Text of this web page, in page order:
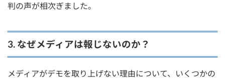
判の声が相次ぎました。
3. なぜメディアは報じないのか？
メディアがデモを取り上げない理由について、いくつかの